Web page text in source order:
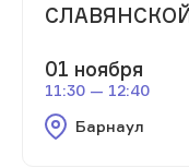
01 ноября
11:30 — 12:40
Барнаул